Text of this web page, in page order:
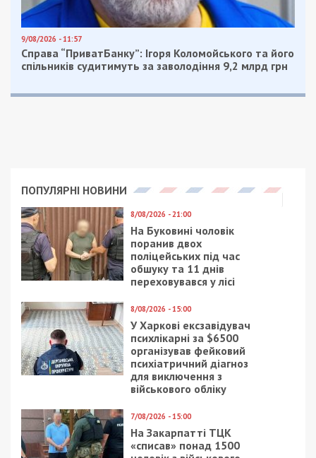
Facebook
Telegram
Twitter
WhatsApp
ViberEmail
Категории:Гроші| Метки:госзакупки
тендеры,школа
Также читайте:За днепровский стадион
неспешной фирме заплатят 125 миллионов
залишатися незалежними ЗМІ, а вам -
отримувати найсвіжіші новини під ними.